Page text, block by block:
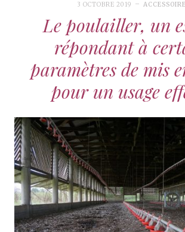
3 OCTOBRE 2019
Le poulailler, un
répondant à
paramètres de mis
pour un usage